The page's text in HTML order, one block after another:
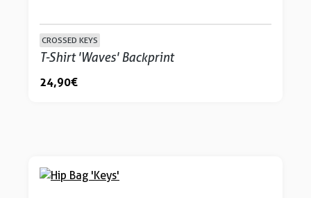
CROSSED KEYS
T-Shirt 'Waves' Backprint
24,90 €